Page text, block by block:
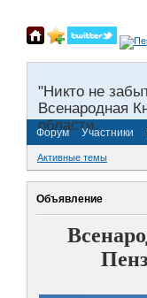
"Никто не
Всенародная
области.
Форум Участники
Активные темы
Объявление